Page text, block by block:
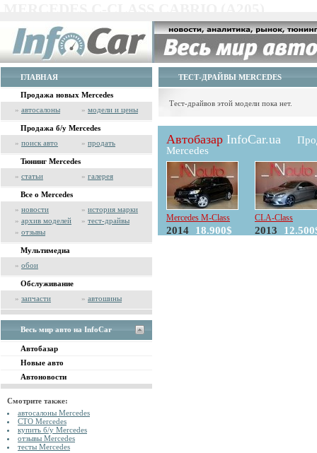
ГЛАВНАЯ
Продажа новых Mercedes
» автосалоны » модели и цены
Продажа б/у Mercedes
» поиск авто » продать
Тюнинг Mercedes
» статьи » галерея
Все о Mercedes
» новости » история марки
» архив моделей » тест-драйвы
» отзывы
Мультимедиа
» обои
Обслуживание
» запчасти » автошины
Весь мир авто на InfoCar
Автобазар
Новые авто
Автоновости
Смотрите также:
автосалоны Mercedes
СТО Mercedes
купить б/у Mercedes
отзывы Mercedes
тесты Mercedes
ТЕСТ-ДРАЙВЫ MERCEDES
Тест-драйвов этой модели пока нет.
Автобазар InfoCar.ua
Mercedes
Mercedes M-Class
2014 18.900$
CLA-Class
2013